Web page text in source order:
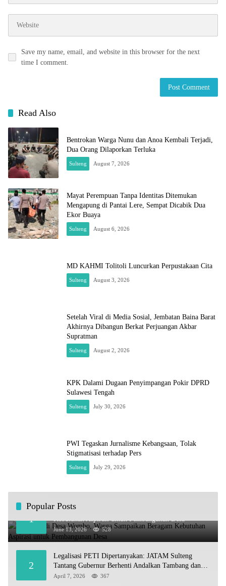
Save my name, email, and website in this browser for the next
time I comment.
Read Also
Bentrokan Warga Nunu dan Anoa Kembali Terjadi,
Dua Orang Dilaporkan Terluka
Sulteng August 7, 2026
Mayat Perempuan Tanpa Identitas Ditemukan
Mengapung di Pantai Lere, Sempat Dicabik Dua
Ekor Buaya
Sulteng August 6, 2026
MD KAHMI Tolitoli Luncurkan Perpustakaan Cita
Sulteng August 3, 2026
Setelah Viral di Media Sosial, Jembatan Baina Barat
Akhirnya Dibangun Berkat Perjuangan Akbar
Supratman
Sulteng August 2, 2026
KPK Dalami Dugaan Penyimpangan Pokir DPRD
Sulawesi Tengah
Sulteng July 30, 2026
PWI Tegaskan Jurnalisme Kebangsaan, Tolak
Stigmatisasi terhadap Pers
Sulteng July 29, 2026
Popular Posts
1
Kundapil di Desa Wombo, Warga Sampaikan Beragam
June 13, 2026 528
2
Legalisasi PETI Dipertanyakan: JATAM Sulteng
Tantang Gubernur Berhenti Andalkan Tambang dan
Selamatkan Parigi Moutong sebagai Lumbung Pangan
April 7, 2026 367